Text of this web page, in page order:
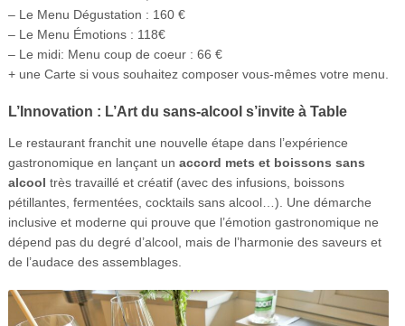
– Le Menu Dégustation : 160 €
– Le Menu Émotions : 118€
– Le midi: Menu coup de coeur : 66 €
+ une Carte si vous souhaitez composer vous-mêmes votre menu.
L’Innovation : L’Art du sans-alcool s’invite à Table
Le restaurant franchit une nouvelle étape dans l’expérience
gastronomique en lançant un accord mets et boissons sans
alcool très travaillé et créatif (avec des infusions, boissons
pétillantes, fermentées, cocktails sans alcool…). Une démarche
inclusive et moderne qui prouve que l’émotion gastronomique ne
dépend pas du degré d’alcool, mais de l’harmonie des saveurs et
de l’audace des assemblages.